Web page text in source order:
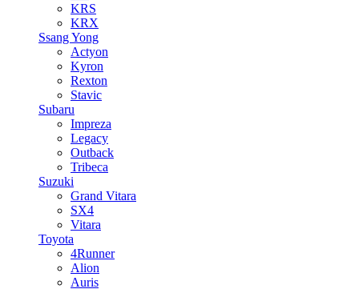
KRS
KRX
Ssang Yong
Actyon
Kyron
Rexton
Stavic
Subaru
Impreza
Legacy
Outback
Tribeca
Suzuki
Grand Vitara
SX4
Vitara
Toyota
4Runner
Alion
Auris